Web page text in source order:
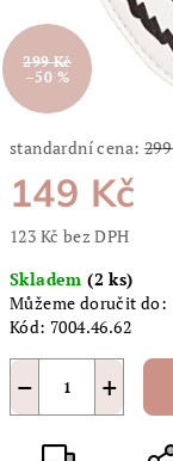
standardní cena:
149 Kč
123 Kč bez DPH
cena:
Skladem(2 ks)
Můžeme doručit do:
Kód: 7004.46.62
+
−
299 Kč
–50 %